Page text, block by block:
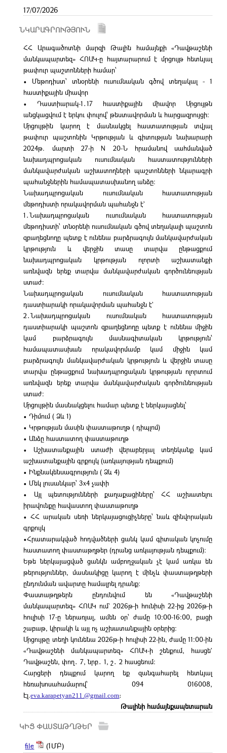
17/07/2026
ՆԿԱՐԱԳՐՈՒԹՅՈՒՆ
ՀՀ Արագածոտնի մարզի Թալին համայնքի «Դավթաշենի
մանկապարտեզ» ՀՈԱԿ-ը հայտարարում է մրցույթ հետևյալ
թափուր պաշտոնների համար՝
• Մեթոդիստ՝ տնօրենի ուսումնական գծով տեղակալ - 1
հաստիքային միավոր
• Դաստիարակ-1․17 հաստիքային միավոր Մրցույթն
անցկացվում է երկու փուլով՝ թեստավորման և հարցազրույցի:
Մրցույթին կարող է մասնակցել հաստատության տվյալ
թափուր պաշտոնին Կրթության և գիտության նախարարի
2024թ. մարտի 27-ի N 20-Ն հրամանով սահմանված
նախադպրոցական ուսումնական հաստատությունների
մանկավարժական աշխատողների պաշտոնների նկարագրի
պահանջներին համապատասխանող անձը։
Նախադպրոցական ուսումնական հաստատության
մեթոդիստի որակավորման պահանջն է`
1․Նախադպրոցական ուսումնական հաստատության
մեթոդիստի՝ տնօրենի ուսումնական գծով տեղակալի պաշտոն
զբաղեցնողը պետք է ունենա բարձրագույն մանկավարժական
կրթություն և վերջին տասը տարվա ընթացքում
նախադպրոցական կրթության ոլորտի աշխատանքի
առնվազն երեք տարվա մանկավարժական գործունեության
ստաժ։
Նախադպրոցական ուսումնական հաստատության
դաստիարակի որակավորման պահանջն է`
2․Նախադպրոցական ուսումնական հաստատության
դաստիարակի պաշտոն զբաղեցնողը պետք է ունենա միջին
կամ բարձրագույն մասնագիտական կրթություն՝
համապատասխան որակավորմամբ կամ միջին կամ
բարձրագույն մանկավարժական կրթություն և վերջին տասը
տարվա ընթացքում նախադպրոցական կրթության ոլորտում
առնվազն երեք տարվա մանկավարժական գործունեության
ստաժ:
Մրցույթին մասնակցելու համար պետք է ներկայացնել՝
• Դիմում ( Ձև 1)
• Կրթության մասին փաստաթուղթ ( դիպլոմ)
• Անձը հաստատող փաստաթուղթ
• Աշխատանքային ստաժի վերաբերյալ տեղեկանք կամ
աշխատանքային գրքույկ (առկայության դեպքում)
• Ինքնակենսագրություն ( Ձև 4)
• Մեկ լուսանկար՝ 3x4 չափի
• Այլ պետությունների քաղաքացիները՝ ՀՀ աշխատելու
իրավունքը հավաստող փաստաթուղթ
• ՀՀ արական սեռի ներկայացուցիչները՝ նաև զինվորական
գրքույկ
•Հրատարակված հոդվածների ցանկ կամ գիտական կոչումը
հաստատող փաստաթղթեր (դրանց առկայության դեպքում):
Եթե ներկայացված ցանկն ամբողջական չէ կամ առկա են
թերություններ, մասնակիցը կարող է մինչև փաստաթղթերի
ընդունման ավարտը համալրել դրանք:
Փաստաթղթերն ընդունվում են «Դավթաշենի
մանկապարտեզ» ՀՈԱԿ ում` 2026թ-ի հունիսի 22-ից 2026թ-ի
հուլիսի 17-ը ներառյալ, ամեն օր՝ ժամը 10։00-16։00, բացի
շաբաթ, կիրակի և այլ ոչ աշխատանքային օրերից:
Մրցույթը տեղի կունենա 2026թ-ի հուլիսի 22-ին, ժամը 11։00-ին
«Դավթաշենի մանկապարտեզ» ՀՈԱԿ-ի շենքում, հասցե`
Դավթաշեն, փող․ 7, նրբ․ 1, շ․ 2 հասցեում։
Հարցերի դեպքում կարող եք զանգահարել հետևյալ
հեռախոսահամարով՝ 094 016008,
Էլ.eva.karapetyan211.@gmail.com։
Թալինի համայնքապետարան
ԿԻՑ ՓԱՍՏԱԹՂԹԵՐ
file
(1ՄԲ)